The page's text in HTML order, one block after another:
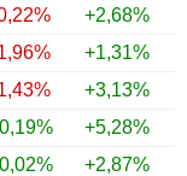
+2,68%
+1,31%
+3,13%
+5,28%
+2,87%